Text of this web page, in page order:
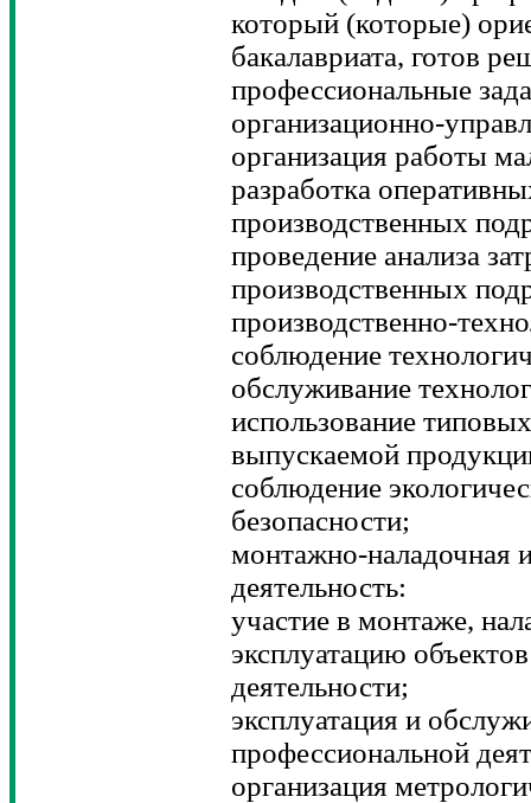
который (которые)
бакалавриата, готов
профессиональные
организационно-
организация работы
разработка
производственных
проведение анализа
производственных
производственно-
соблюдение
обслуживание
использование
выпускаемой
соблюдение
безопасности;
монтажно-наладочная
деятельность:
участие в монтаже,
эксплуатацию
деятельности;
эксплуатация и
профессиональной
организация